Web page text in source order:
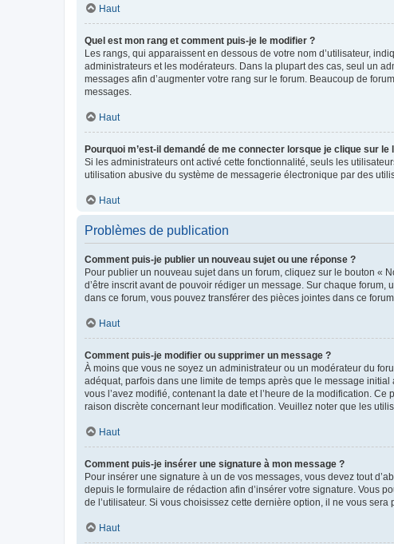
Haut
Quel est mon rang et comment puis-je le modifier ?
Les rangs, qui apparaissent en dessous de votre nom d’utilisateur,
administrateurs et les modérateurs. Dans la plupart des cas, seul un
messages afin d’augmenter votre rang sur le forum. Beaucoup de
messages.
Haut
Pourquoi m’est-il demandé de me connecter lorsque je clique sur
Si les administrateurs ont activé cette fonctionnalité, seuls les
utilisation abusive du système de messagerie électronique par des
Haut
Problèmes de publication
Comment puis-je publier un nouveau sujet ou une réponse ?
Pour publier un nouveau sujet dans un forum, cliquez sur le bouton «
d’être inscrit avant de pouvoir rédiger un message. Sur chaque
dans ce forum, vous pouvez transférer des pièces jointes dans ce
Haut
Comment puis-je modifier ou supprimer un message ?
À moins que vous ne soyez un administrateur ou un modérateur du
adéquat, parfois dans une limite de temps après que le message
vous l’avez modifié, contenant la date et l’heure de la modification.
raison discrète concernant leur modification. Veuillez noter que les
Haut
Comment puis-je insérer une signature à mon message ?
Pour insérer une signature à un de vos messages, vous devez tout
depuis le formulaire de rédaction afin d’insérer votre signature. Vous
de l’utilisateur. Si vous choisissez cette dernière option, il ne vous
Haut